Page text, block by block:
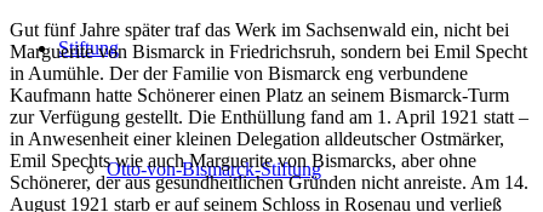
Stiftung
Otto-von-Bismarck-Stiftung
Gut fünf Jahre später traf das Werk im Sachsenwald ein, nicht bei
Marguerite von Bismarck in Friedrichsruh, sondern bei Emil Specht
in Aumühle. Der der Familie von Bismarck eng verbundene
Kaufmann hatte Schönerer einen Platz an seinem Bismarck-Turm
zur Verfügung gestellt. Die Enthüllung fand am 1. April 1921 statt –
in Anwesenheit einer kleinen Delegation alldeutscher Ostmärker,
Emil Spechts wie auch Marguerite von Bismarcks, aber ohne
Schönerer, der aus gesundheitlichen Gründen nicht anreiste. Am 14.
August 1921 starb er auf seinem Schloss in Rosenau und verließ